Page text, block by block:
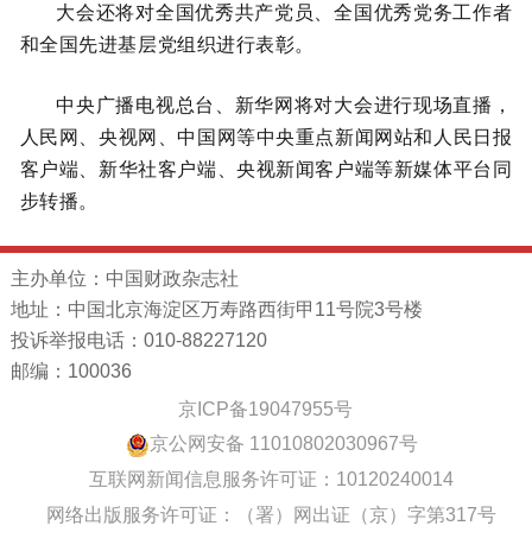
大会还将对全国优秀共产党员、全国优秀党务工作者
和全国先进基层党组织进行表彰。
中央广播电视总台、新华网将对大会进行现场直播，
人民网、央视网、中国网等中央重点新闻网站和人民日报
客户端、新华社客户端、央视新闻客户端等新媒体平台同
步转播。
主办单位：中国财政杂志社
地址：中国北京海淀区万寿路西街甲11号院3号楼
投诉举报电话：010-88227120
邮编：100036
京ICP备19047955号
京公网安备 11010802030967号
互联网新闻信息服务许可证：10120240014
网络出版服务许可证：（署）网出证（京）字第317号